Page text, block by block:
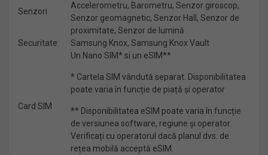
Senzori
Accelerometru, Barometru, Senzor giroscop,
Senzor geomagnetic, Senzor Hall, Senzor de
proximitate, Senzor de lumină
Securitate
Samsung Knox, Samsung Knox Vault
Card SIM
Un Nano SIM* si un eSIM**
* Cartela SIM vândută separat. Disponibilitatea
poate varia în funcție de piață și operator
** Disponibilitatea eSIM poate varia în funcție
de versiunea software, regiune și operator.
Verificați cu operatorul dacă planul dvs. de
rețea mobilă acceptă eSIM.